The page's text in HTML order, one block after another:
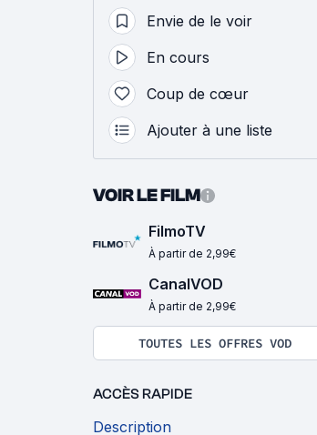
Envie de le voir
En cours
Coup de cœur
Ajouter à une liste
VOIR LE FILM
FilmoTV
À partir de 2,99€
CanalVOD
À partir de 2,99€
TOUTES LES OFFRES VOD
ACCÈS RAPIDE
Description